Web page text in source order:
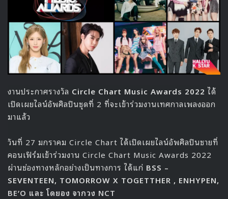
งานประกาศรางวัล Circle Chart Music Awards 2022 ได้
เปิดเผยไลน์อัพศิลปินชุดที่ 2 ที่จะเข้าร่วมงานเทศกาลเพลงออก
มาแล้ว
วันที่ 27 มกราคม Circle Chart ได้เปิดเผยไลน์อัพศิลปินชายที่
คอนเฟิร์มเข้าร่วมงาน Circle Chart Music Awards 2022
ผ่านช่องทางหลักอย่างเป็นทางการ ได้แก่ BSS –
SEVENTEEN, TOMORROW X TOGETTHER , ENHYPEN,
BE’O และ โดยอง จากวง NCT